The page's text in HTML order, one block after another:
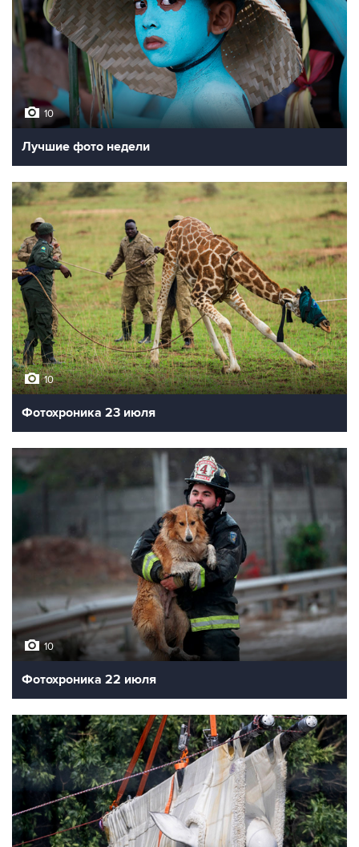
10
Лучшие фото недели
10
Фотохроника 23 июля
10
Фотохроника 22 июля